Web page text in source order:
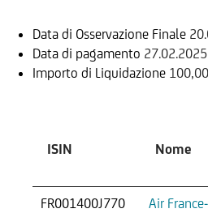
Data di Osservazione Finale
Data di pagamento 27.02.2025
Importo di Liquidazione
ISIN Nome
FR001400J770 Air